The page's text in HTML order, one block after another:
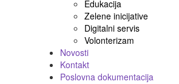
Edukacija
Zelene inicijative
Digitalni servis
Volonterizam
Novosti
Kontakt
Poslovna dokumentacija